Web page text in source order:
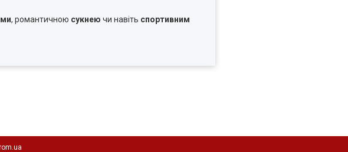
, романтичною сукнею чи навіть спортивним